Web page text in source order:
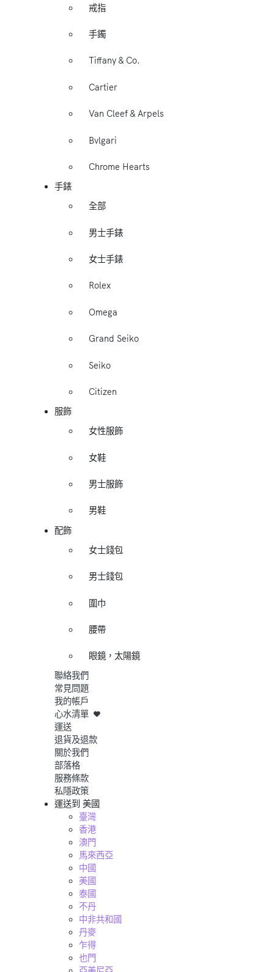
戒指
手鐲
Tiffany & Co.
Cartier
Van Cleef & Arpels
Bvlgari
Chrome Hearts
手錶
全部
男士手錶
女士手錶
Rolex
Omega
Grand Seiko
Seiko
Citizen
服飾
女性服飾
女鞋
男士服飾
男鞋
配飾
女士錢包
男士錢包
圍巾
腰帶
眼鏡，太陽鏡
聯絡我們
常見問題
我的帳戶
心水清單
運送
退貨及退款
關於我們
部落格
服務條款
私隱政策
運送到 美國
臺灣
香港
澳門
馬來西亞
中國
美國
泰國
不丹
中非共和國
丹麥
乍得
也門